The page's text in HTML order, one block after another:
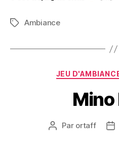
Étiquettes
Ambiance
JEU
Mino
Auteur
Par ortaff